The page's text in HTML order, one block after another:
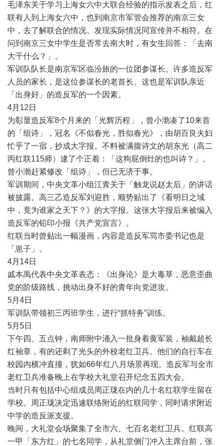
毛泽东关于学习上海女六中大联合经验的指示发表之后，红
联有人到上海女六中，也到南京市军管会推荐的南京三女
中，去了解联合的情况。发现实际情况同宣传并不相符。在
问到南京三女中学生是否常去南大时，有女生回答：「去南
大干什么？」。
军训队队长是南京军区临汾旅的一位团参谋长。许多造反军
人员的家长，是这位参谋长的老首长。这也是军训队亲近
「出身好」的造反军的一个因素。
4月 12 日
为彰显造反军8个月来的「光辉历程」，曾小渤凑了10来首
的「组诗」，冠名《不似春光，胜似春光》，由胡百良夫妇
忙乎了一宿，抄成大字报。不料被满腹诗文的胡东光（高二
丙红联115师）逮了个正着：「这狗屁倒灶的也叫诗？」。
曾小渤赶紧修改「组诗」，但已无济于事。
军训期间，中央文革小组江青关于「触龙说赵太后」的讲话
被披露。高三乙造反军刘迎胜，顺势贴出了《看明日之域
中，竟为谁家之天下？》的大字报。这张大字报后来被编入
造反军的铅印小报《共产党宣言》。
红联当时曾贴出一幅漫画，内容是造反军骂市委书记也是
「崽子」。
4月 14日
戚本禹代表中央文革表态：《出身论》是大毒草，恶意歪曲
党的阶级路线，挑动出身不好的青年向党进攻。
5月 4日
军训队带领初三丙班学生，进行“抓特务”训练。
5月 5日
下午四、五点钟，南师附中涌入一批身着黄军装，袖戴超长
红袖章，有的还剃了光头的外校老红卫兵。他们的自行车在
校园内横冲直撞，犹如66年红八月场景再现。造反军与全市
老红卫兵准备晚上在学校大礼堂召开纪念五四大会。
当时只有包括中心组成员周正珑在内的几十名红联学生留在
学校。周正珑决定迅速联络附近的红联同学，同时请求附近
中学的造反派支援。
晚间，大礼堂会场聚集了全市六、七百名老红卫兵。红联高
一甲「东方红」的七名同学，从礼堂侧门冲入主席台前，张